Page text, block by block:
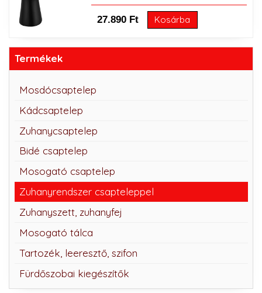
27.890 Ft Kosárba
Termékek
Mosdócsaptelep
Kádcsaptelep
Zuhanycsaptelep
Bidé csaptelep
Mosogató csaptelep
Zuhanyrendszer csapteleppel
Zuhanyszett, zuhanyfej
Mosogató tálca
Tartozék, leeresztő, szifon
Fürdőszobai kiegészítők